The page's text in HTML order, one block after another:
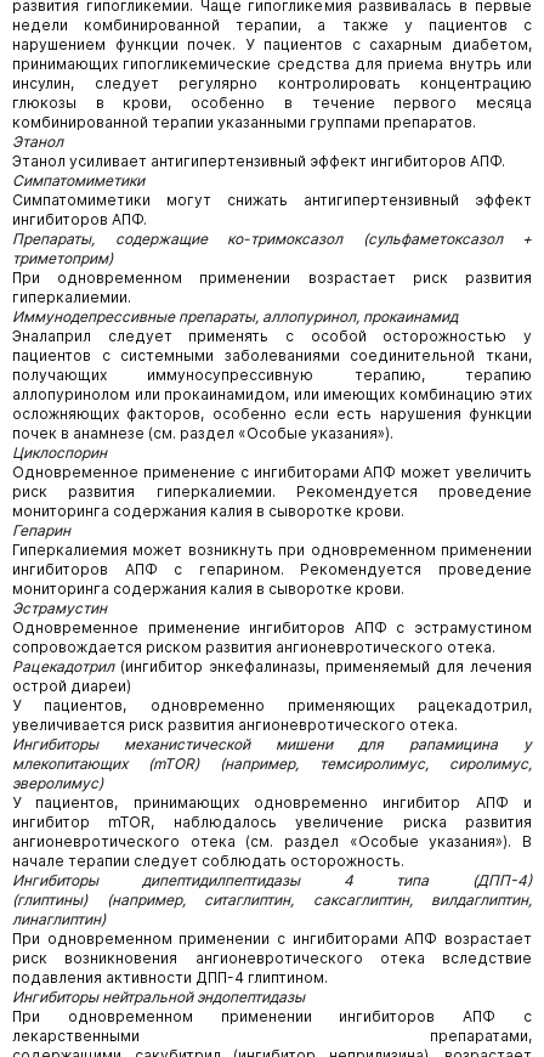
развития гипогликемии. Чаще гипогликемия развивалась в первые
недели комбинированной терапии, а также у пациентов с
нарушением функции почек. У пациентов с сахарным диабетом,
принимающих гипогликемические средства для приема внутрь или
инсулин, следует регулярно контролировать концентрацию
глюкозы в крови, особенно в течение первого месяца
комбинированной терапии указанными группами препаратов.
Этанол
Этанол усиливает антигипертензивный эффект ингибиторов АПФ.
Симпатомиметики
Симпатомиметики могут снижать антигипертензивный эффект
ингибиторов АПФ.
Препараты, содержащие ко-тримоксазол (сульфаметоксазол +
триметоприм)
При одновременном применении возрастает риск развития
гиперкалиемии.
Иммунодепрессивные препараты, аллопуринол, прокаинамид
Эналаприл следует применять с особой осторожностью у
пациентов с системными заболеваниями соединительной ткани,
получающих иммуносупрессивную терапию, терапию
аллопуринолом или прокаинамидом, или имеющих комбинацию этих
осложняющих факторов, особенно если есть нарушения функции
почек в анамнезе (см. раздел «Особые указания»).
Циклоспорин
Одновременное применение с ингибиторами АПФ может увеличить
риск развития гиперкалиемии. Рекомендуется проведение
мониторинга содержания калия в сыворотке крови.
Гепарин
Гиперкалиемия может возникнуть при одновременном применении
ингибиторов АПФ с гепарином. Рекомендуется проведение
мониторинга содержания калия в сыворотке крови.
Эстрамустин
Одновременное применение ингибиторов АПФ с эстрамустином
сопровождается риском развития ангионевротического отека.
Рацекадотрил (ингибитор энкефалиназы, применяемый для лечения
острой диареи)
У пациентов, одновременно применяющих рацекадотрил,
увеличивается риск развития ангионевротического отека.
Ингибиторы механистической мишени для рапамицина у
млекопитающих (mTOR) (например, темсиролимус, сиролимус,
эверолимус)
У пациентов, принимающих одновременно ингибитор АПФ и
ингибитор mTOR, наблюдалось увеличение риска развития
ангионевротического отека (см. раздел «Особые указания»). В
начале терапии следует соблюдать осторожность.
Ингибиторы дипептидилпептидазы 4 типа (ДПП-4)
(глиптины) (например, ситаглиптин, саксаглиптин, вилдаглиптин,
линаглиптин)
При одновременном применении с ингибиторами АПФ возрастает
риск возникновения ангионевротического отека вследствие
подавления активности ДПП-4 глиптином.
Ингибиторы нейтральной эндопептидазы
При одновременном применении ингибиторов АПФ с
лекарственными препаратами,